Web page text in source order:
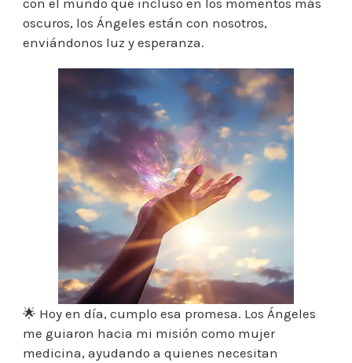
oscuros, los Ángeles están con nosotros,
enviándonos luz y esperanza.
🌟 Hoy en día, cumplo esa promesa. Los Ángeles
me guiaron hacia mi misión como mujer
medicina, ayudando a quienes necesitan